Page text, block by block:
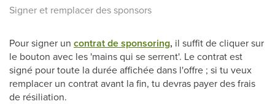
Signer et remplacer des sponsors
Pour signer un contrat de sponsoring, il suffit de cliquer sur
le bouton avec les 'mains qui se serrent'. Le contrat est
signé pour toute la durée affichée dans l'offre ; si tu veux
remplacer un contrat avant la fin, tu devras payer des frais
de résiliation.